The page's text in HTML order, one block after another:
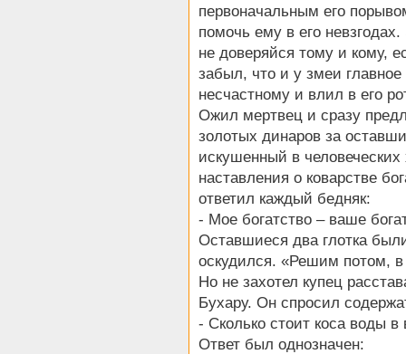
первоначальным его
помочь ему в его
не доверяйся тому и кому,
забыл, что и у змеи главное
несчастному и влил в его
Ожил мертвец и сразу
золотых динаров за
искушенный в
наставления о коварстве
ответил каждый бедняк:
- Мое богатство – ваше
Оставшиеся два глотка
оскудился. «Решим потом, в
Но не захотел купец
Бухару. Он спросил
- Сколько стоит коса воды
Ответ был однозначен: